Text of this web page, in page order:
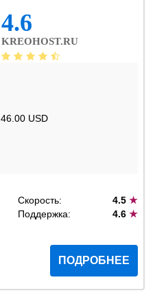
4.6
KREOHOST.RU
46.00 USD
Скорость: 4.5 ★
Поддержка: 4.6 ★
ПОДРОБНЕЕ